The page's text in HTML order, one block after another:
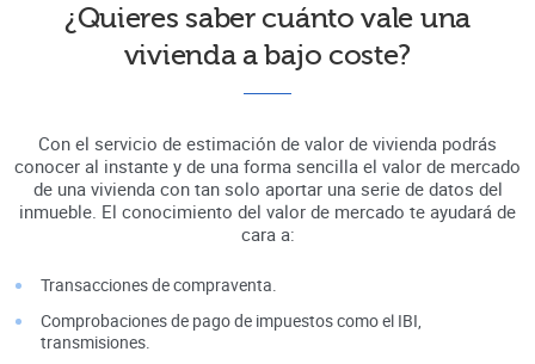
¿Quieres saber cuánto vale una
vivienda a bajo coste?
Con el servicio de estimación de valor de vivienda podrás
conocer al instante y de una forma sencilla el valor de mercado
de una vivienda con tan solo aportar una serie de datos del
inmueble. El conocimiento del valor de mercado te ayudará de
cara a:
Transacciones de compraventa.
Comprobaciones de pago de impuestos como el IBI,
transmisiones.